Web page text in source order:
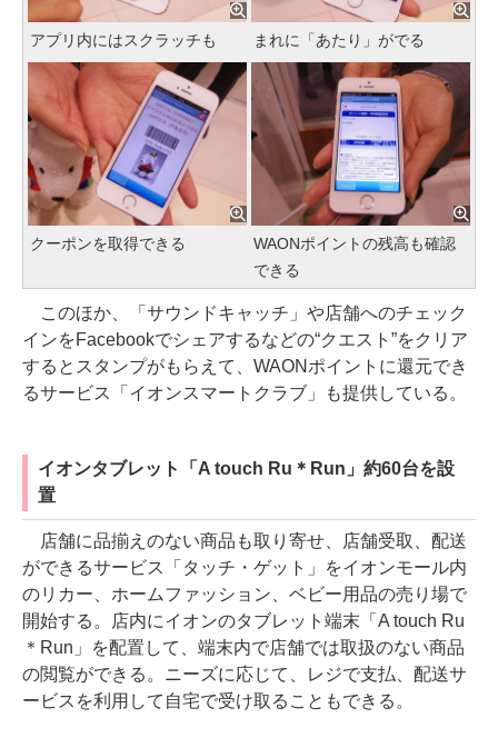
アプリ内にはスクラッチも まれに「あたり」がでる
クーポンを取得できる
WAONポイントの残高も確認
できる
このほか、「サウンドキャッチ」や店舗へのチェック
インをFacebookでシェアするなどの“クエスト”をクリア
するとスタンプがもらえて、WAONポイントに還元でき
るサービス「イオンスマートクラブ」も提供している。
イオンタブレット「A touch Ru＊Run」約60台を設
置
店舗に品揃えのない商品も取り寄せ、店舗受取、配送
ができるサービス「タッチ・ゲット」をイオンモール内
のリカー、ホームファッション、ベビー用品の売り場で
開始する。店内にイオンのタブレット端末「A touch Ru
＊Run」を配置して、端末内で店舗では取扱のない商品
の閲覧ができる。ニーズに応じて、レジで支払、配送サ
ービスを利用して自宅で受け取ることもできる。